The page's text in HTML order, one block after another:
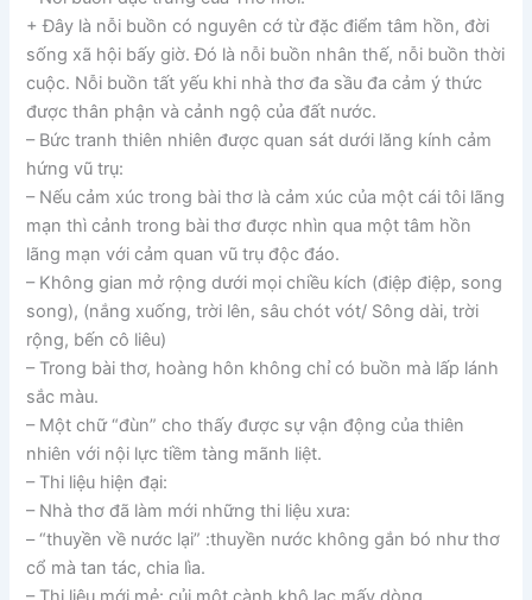
+ Đây là nỗi buồn có nguyên cớ từ đặc điểm tâm hồn, đời
sống xã hội bấy giờ. Đó là nỗi buồn nhân thế, nỗi buồn thời
cuộc. Nỗi buồn tất yếu khi nhà thơ đa sầu đa cảm ý thức
được thân phận và cảnh ngộ của đất nước.
– Bức tranh thiên nhiên được quan sát dưới lăng kính cảm
hứng vũ trụ:
– Nếu cảm xúc trong bài thơ là cảm xúc của một cái tôi lãng
mạn thì cảnh trong bài thơ được nhìn qua một tâm hồn
lãng mạn với cảm quan vũ trụ độc đáo.
– Không gian mở rộng dưới mọi chiều kích (điệp điệp, song
song), (nắng xuống, trời lên, sâu chót vót/ Sông dài, trời
rộng, bến cô liêu)
– Trong bài thơ, hoàng hôn không chỉ có buồn mà lấp lánh
sắc màu.
– Một chữ “đùn” cho thấy được sự vận động của thiên
nhiên với nội lực tiềm tàng mãnh liệt.
– Thi liệu hiện đại:
– Nhà thơ đã làm mới những thi liệu xưa:
– “thuyền về nước lại” :thuyền nước không gắn bó như thơ
cổ mà tan tác, chia lìa.